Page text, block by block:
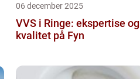
06 december 2025
VVS i Ringe: ekspertise og
kvalitet på Fyn